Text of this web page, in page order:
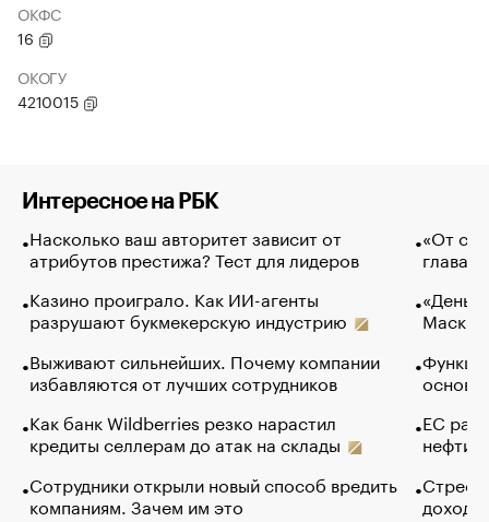
ОКФС
16
ОКОГУ
4210015
Интересное на РБК
Насколько ваш авторитет зависит от
атрибутов престижа? Тест для лидеров
Казино проиграло. Как ИИ-агенты
разрушают букмекерскую индустрию
Выживают сильнейших. Почему компании
избавляются от лучших сотрудников
Как банк Wildberries резко нарастил
кредиты селлерам до атак на склады
Сотрудники открыли новый способ вредить
компаниям. Зачем им это
«От
глава
Маск в
основ
ЕС
нефти